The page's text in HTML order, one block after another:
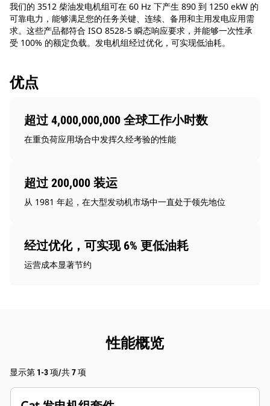
我们的 3512 柴油发电机组可在 60 Hz 下产生 890 到 1250 ekW 的
可靠电力，能够满足您的任务关键、连续、备用和主用发电应用需
求。这些产品都符合 ISO 8528-5 瞬态响应要求，并能够一次性承
受 100% 的额定负载。发电机组经过优化，可实现低油耗。
优点
超过 4,000,000,000 全球工作小时数
在重负荷应用场合中发挥久经考验的性能
超过 200,000 装运
从 1981 年起，在大型发动机市场中一直处于领先地位
经过优化，可实现 6% 更低油耗
运营成本显著节约
性能概览
显示第 1-3 项/共 7 项